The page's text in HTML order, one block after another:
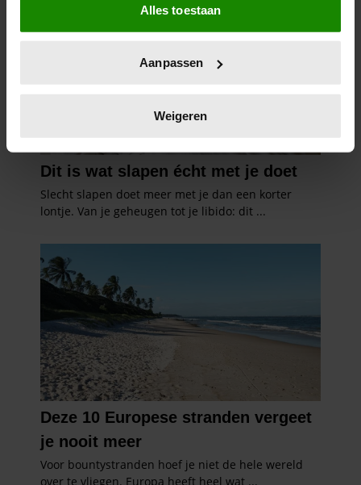
Informatie verzamelen over uw geografische
locatie, die tot een paar meter nauwkeurig kan zijn
scannen op specifieke eigenschappen (fingerprinting)
verwerkt en stel uw voorkeuren in het
intrekken in de Cookieverklaring.
We gebruiken cookies om content en advertenties te
personaliseren, om functies voor social media te bieden
informatie over uw gebruik van onze site met onze
partners voor social media, adverteren en analyse. Deze
partners kunnen deze gegevens combineren met andere
informatie die u aan ze heeft verstrekt of die ze hebben
verzameld op basis van uw gebruik van hun services. U
gaat akkoord met onze cookies als u onze website blijft
gebruiken.
Alles toestaan
Aanpassen
Weigeren